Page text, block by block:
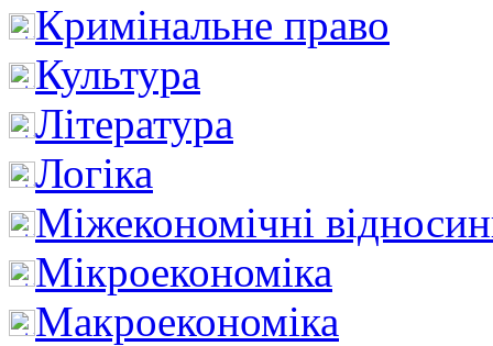
Кримінальне право
Культура
Література
Логіка
Міжекономічні
Мікроекономіка
Макроекономіка